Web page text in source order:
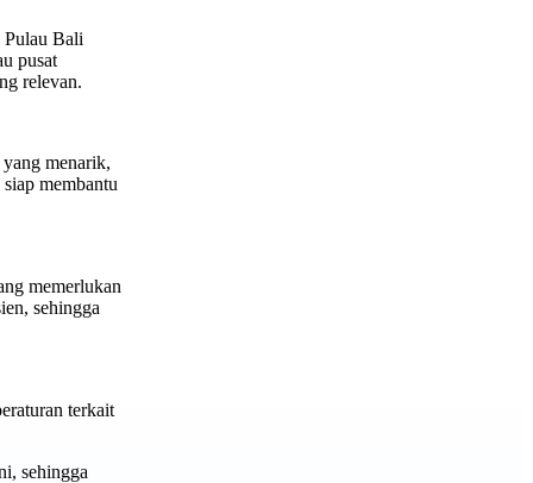
Pulau Bali
pusat
relevan.
menarik,
membantu
memerlukan
sehingga
terkait
sehingga